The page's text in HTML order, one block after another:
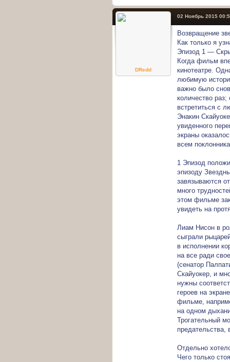
02 Ноябрь 2015
DRedd
Возвращение
Как только я
Эпизод 1 —
Когда фильм
кинотеатре.
любимую
важно было
количество
встретиться с
Энакин
увиденного
экраны
всем
1 Эпизод
эпизоду
завязываются
много
этом фильме
увидеть на
Лиам Нисон в
сыграли
в исполнении
на все ради
(сенатор
Скайуокер, и
нужны
героев на
фильме,
на одном
Трогательный
Отдельно
Чего только